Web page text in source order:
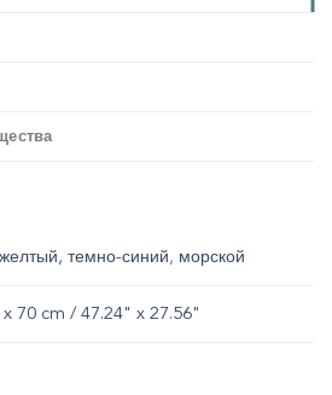
желтый, темно-синий, морской
70 cm / 47.24" x 27.56"